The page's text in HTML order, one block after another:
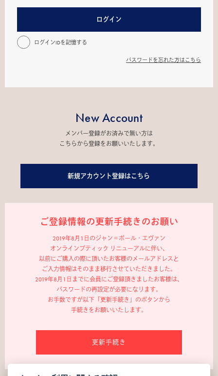
ログイン
ログインIDを記憶する
パスワードを忘れた方はこちら
New Account
メンバー登録がお済みで無い方は
こちらから登録をお願いいたします。
新規アカウント登録はこちら
ご登録情報の更新手続きのお願い
2019年8月1日のジャン＝ポール・エヴァン
オンラインブティック リニューアルに伴い、
以前にご購入の際に頂いたお客様のメールアドレスと
ご入力情報はそのまま移行させていただきました。
2019年8月1日までに会員にご登録頂きましたお客様は、
パスワードの再設定が必要になります。
お手数ですが以下「更新手続き」のボタンから
手続きをお願いいたします。
更新手続き